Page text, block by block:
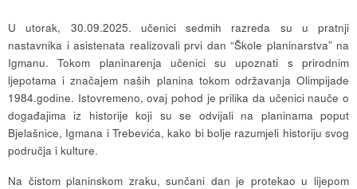
U utorak, 30.09.2025. učenici sedmih razreda su u pratnji
nastavnika i asistenata realizovali prvi dan “Škole planinarstva” na
Igmanu. Tokom planinarenja učenici su upoznati s prirodnim
ljepotama i značajem naših planina tokom održavanja Olimpijade
1984.godine. Istovremeno, ovaj pohod je prilika da učenici nauče o
događajima iz historije koji su se odvijali na planinama poput
Bjelašnice, Igmana i Trebevića, kako bi bolje razumjeli historiju svog
područja i kulture.
Na čistom planinskom zraku, sunčani dan je protekao u lijepom